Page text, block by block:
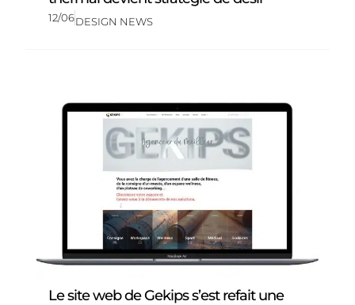
12/06DESIGN NEWS
Le site web de Gekips s’est refait une